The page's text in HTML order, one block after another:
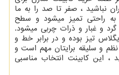
نباشید ، صفر تا صد را به ما
به راحتی تمیز میشود و سطح
و غبار و ذرات چربی میشود.
تیز بوده و در برابر خط و
و سلیقه برایتان مهم است و
، این کابینت انتخاب مناسبی